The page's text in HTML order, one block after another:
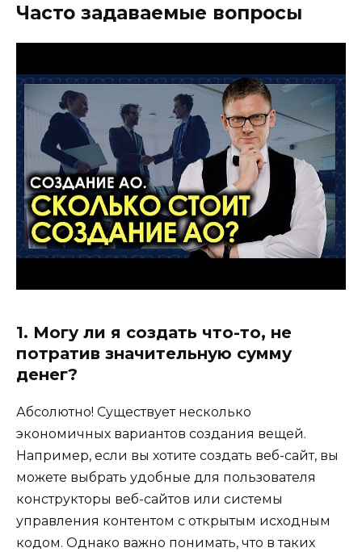
Часто задаваемые вопросы
1. Могу ли я создать что-то, не
потратив значительную сумму
денег?
Абсолютно! Существует несколько
экономичных вариантов создания вещей.
Например, если вы хотите создать веб-сайт, вы
можете выбрать удобные для пользователя
конструкторы веб-сайтов или системы
управления контентом с открытым исходным
кодом. Однако важно понимать, что в таких